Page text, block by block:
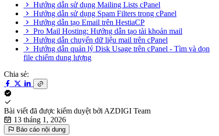
Hướng dẫn sử dụng Mailing Lists cPanel
Hướng dẫn sử dụng Spam Filters trong cPanel
Hướng dẫn tạo Email trên HestiaCP
Pro Mail Hosting: Hướng dẫn tạo tài khoản mail
Hướng dẫn chuyển dữ liệu mail trên cPanel
Hướng dẫn quản lý Disk Usage trên cPanel - Tìm và dọn
file chiếm dung lượng
Chia sẻ:
Bài viết đã được kiểm duyệt bởi AZDIGI Team
13 tháng 1, 2026
Báo cáo nội dung